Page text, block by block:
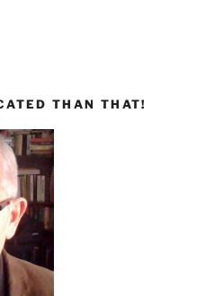
THAN THAT!